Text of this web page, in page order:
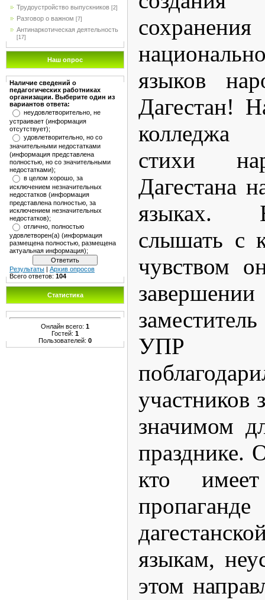
Трудоустройство выпускников [2]
Разговор о важном [7]
Антинаркотическая деятельность
[17]
Наш опрос
Наличие сведений о
педагогических работниках
организации. Выберите один из
вариантов ответа:
неудовлетворительно, не
устраивает (информация
отсутствует);
удовлетворительно, но со
значительными недостатками
(информация представлена
полностью, но со значительными
недостатками);
в целом хорошо, за
исключением незначительных
недостатков (информация
представлена полностью, за
исключением незначительных
недостатков);
отлично, полностью
удовлетворен(а) (информация
размещена полностью, размещена
актуальная информация);
Результаты | Архив опросов
Всего ответов: 104
Статистика
Онлайн всего: 1
Гостей: 1
Пользователей: 0
языков
Дагестан!
колледжа
стихи
Дагестана
языках.
слышать с
чувством
УПР
участников
значимом
празднике.
кто
языкам,
этом